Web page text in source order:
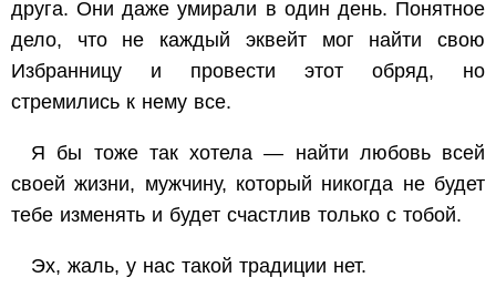
друга. Они даже умирали в один день. Понятное
дело, что не каждый эквейт мог найти свою
Избранницу и провести этот обряд, но
стремились к нему все.
Я бы тоже так хотела — найти любовь всей
своей жизни, мужчину, который никогда не будет
тебе изменять и будет счастлив только с тобой.
Эх, жаль, у нас такой традиции нет.